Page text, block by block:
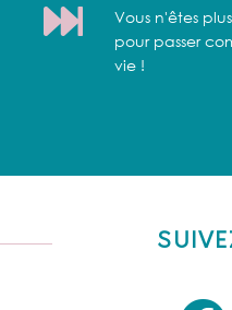
Vous n'êtes
pour passer
vie !